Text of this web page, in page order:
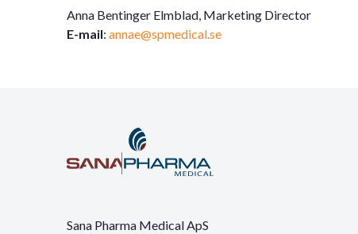
Anna Bentinger Elmblad, Marketing Director
E-mail: annae@spmedical.se
Sana Pharma Medical ApS